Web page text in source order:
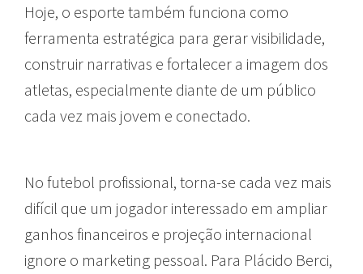
Hoje, o esporte também funciona como
ferramenta estratégica para gerar visibilidade,
construir narrativas e fortalecer a imagem dos
atletas, especialmente diante de um público
cada vez mais jovem e conectado.
No futebol profissional, torna-se cada vez mais
difícil que um jogador interessado em ampliar
ganhos financeiros e projeção internacional
ignore o marketing pessoal. Para Plácido Berci,